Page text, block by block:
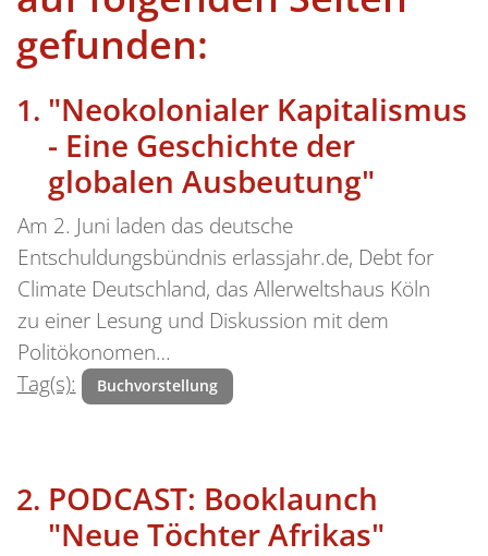
gefunden:
"Neokolonialer Kapitalismus
- Eine Geschichte der
globalen Ausbeutung"
Am 2. Juni laden das deutsche
Entschuldungsbündnis erlassjahr.de, Debt for
Climate Deutschland, das Allerweltshaus Köln
zu einer Lesung und Diskussion mit dem
Politökonomen…
Tag(s):
Buchvorstellung
PODCAST: Booklaunch
"Neue Töchter Afrikas"